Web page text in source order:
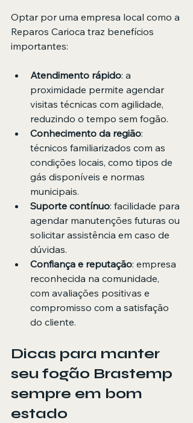
Optar por uma empresa local como a
Reparos Carioca traz benefícios
importantes:
Atendimento rápido: a
proximidade permite agendar
visitas técnicas com agilidade,
reduzindo o tempo sem fogão.
Conhecimento da região:
técnicos familiarizados com as
condições locais, como tipos de
gás disponíveis e normas
municipais.
Suporte contínuo: facilidade para
agendar manutenções futuras ou
solicitar assistência em caso de
dúvidas.
Confiança e reputação: empresa
reconhecida na comunidade,
com avaliações positivas e
compromisso com a satisfação
do cliente.
Dicas para manter
seu fogão Brastemp
sempre em bom
estado